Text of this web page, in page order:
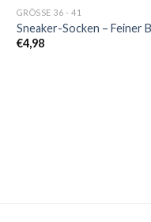
GRÖSSE 36 - 41
Sneaker-Socken – Feiner
€4,98